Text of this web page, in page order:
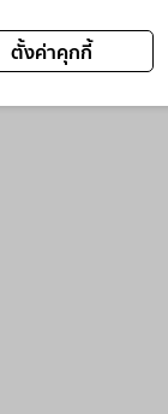
ตั้งค่าคุกกี้